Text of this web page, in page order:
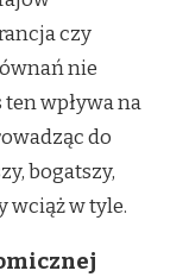
czy
nie
wpływa na
do
bogatszy,
wciąż w tyle.